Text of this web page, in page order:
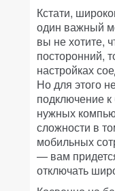
Кстати,
один важный
вы не хотите,
посторонний,
настройках
Но для этого
подключение
нужных
сложности в
мобильных
— вам
отключать